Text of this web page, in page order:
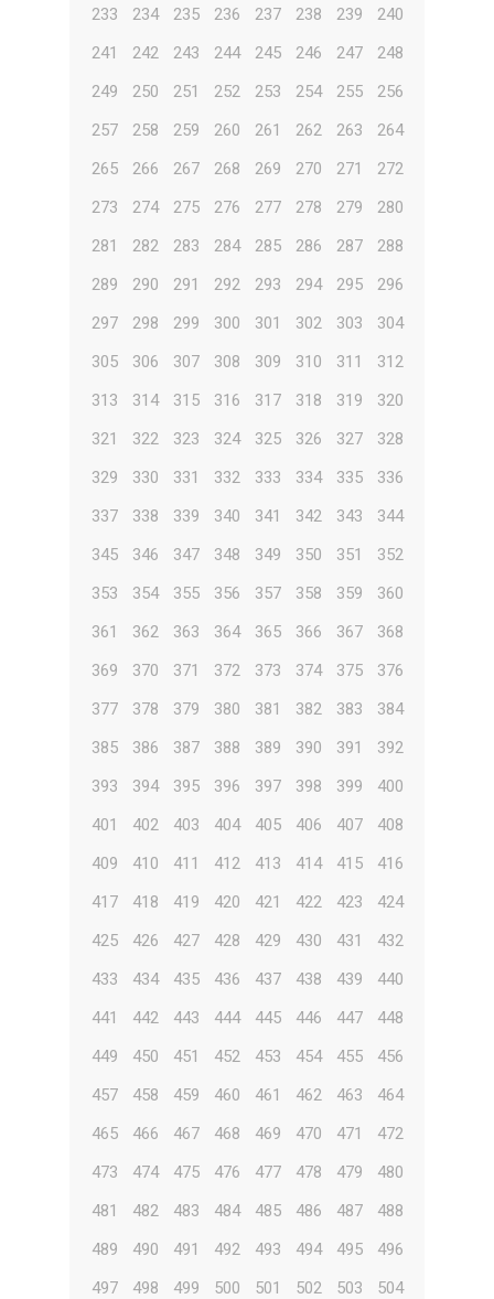
233
234 235 236 237 238 239
240
241
242 243 244 245 246 247
248
249
250 251 252 253 254 255
256
257
258 259 260 261 262 263
264
265
266 267 268 269 270 271
272
273
274 275 276 277 278 279
280
281
282 283 284 285 286 287
288
289
290 291 292 293 294 295
296
297
298 299 300 301 302 303
304
305
306 307 308 309 310 311
312
313
314 315 316 317 318 319
320
321
322 323 324 325 326 327
328
329
330 331 332 333 334 335
336
337
338 339 340 341 342 343
344
345
346 347 348 349 350 351
352
353
354 355 356 357 358 359
360
361
362 363 364 365 366 367
368
369
370 371 372 373 374 375
376
377
378 379 380 381 382 383
384
385
386 387 388 389 390 391
392
393
394 395 396 397 398 399
400
401
402 403 404 405 406 407
408
409
410 411 412 413 414 415
416
417
418 419 420 421 422 423
424
425
426 427 428 429 430 431
432
433
434 435 436 437 438 439
440
441
442 443 444 445 446 447
448
449
450 451 452 453 454 455
456
457
458 459 460 461 462 463
464
465
466 467 468 469 470 471
472
473
474 475 476 477 478 479
480
481
482 483 484 485 486 487
488
489
490 491 492 493 494 495
496
497
498 499 500 501 502 503
504